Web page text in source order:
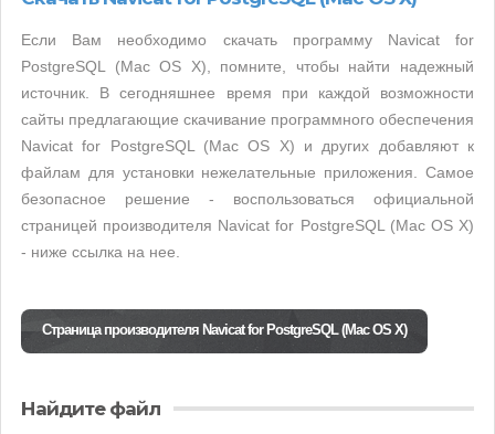
Если Вам необходимо скачать программу Navicat for
PostgreSQL (Mac OS X), помните, чтобы найти надежный
источник. В сегодняшнее время при каждой возможности
сайты предлагающие скачивание программного обеспечения
Navicat for PostgreSQL (Mac OS X) и других добавляют к
файлам для установки нежелательные приложения. Самое
безопасное решение - воспользоваться официальной
страницей производителя Navicat for PostgreSQL (Mac OS X)
- ниже ссылка на нее.
Страница производителя Navicat for PostgreSQL (Mac OS X)
Найдите файл